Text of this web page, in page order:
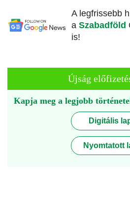
A legfrissebb
a Szabadföld
is!
Újság
Kapja meg a legjobb
Digitális
Nyomtatott